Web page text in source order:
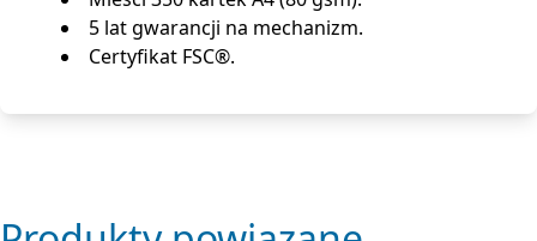
5 lat gwarancji na mechanizm.
Certyfikat FSC®.